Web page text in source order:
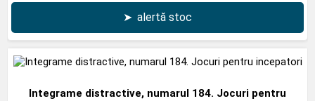
➤ alertă stoc
Integrame distractive, numarul 184. Jocuri pentru